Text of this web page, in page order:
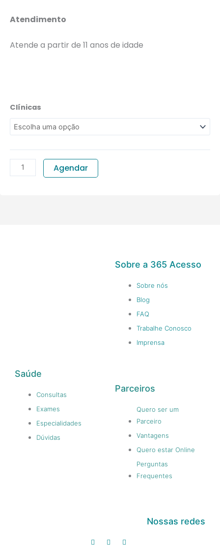
Atendimento
Atende a partir de 11 anos de idade
Clínicas
Consulta
Ginecológica
quantidade
Agendar
Sobre a 365 Acesso
Sobre nós
Blog
FAQ
Trabalhe Conosco
Imprensa
Saúde
Consultas
Exames
Especialidades
Dúvidas
Parceiros
Quero ser um
Parceiro
Vantagens
Quero estar Online
Perguntas
Frequentes
Nossas redes
I
n
F
a
T
i